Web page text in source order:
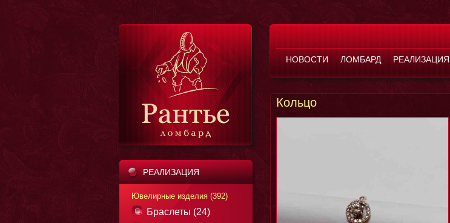
НОВОСТИ ЛОМБАРД РЕАЛИЗАЦИЯ
РЕАЛИЗАЦИЯ
Ювелирные изделия (392)
Браслеты (24)
Кольцо